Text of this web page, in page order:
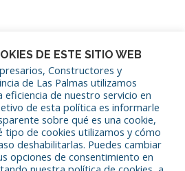
EN REDES SOCIALES
DE ESTE SITIO WEB
Constructores y
de Las Palmas utilizamos
de nuestro servicio en
de esta política es informarle
sobre qué es una cookie,
tipo de cookies utilizamos y cómo
deshabilitarlas. Puedes cambiar
opciones de consentimiento en